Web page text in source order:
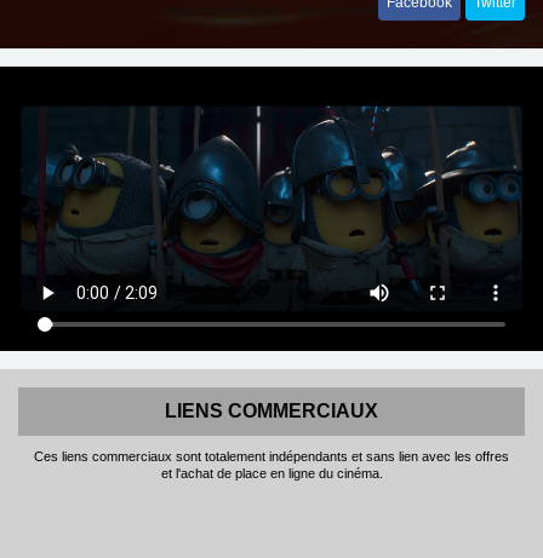
LIENS COMMERCIAUX
Ces liens commerciaux sont totalement indépendants et sans lien avec les offres
et l'achat de place en ligne du cinéma.